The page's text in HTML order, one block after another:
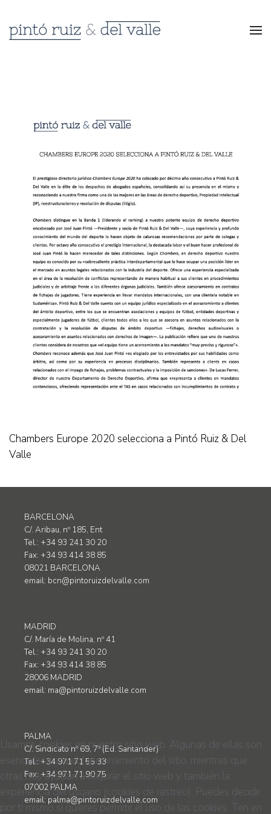
Chambers Europe 2020 selecciona a Pintó Ruiz & Del
Valle
BARCELONA
C/. Aribau, nº 185, Ent
Tel.: +34 93 241 30 20
Fax: +34 93 414 38 85
08021 BARCELONA
email: bcn@pintoruizdelvalle.com
MADRID
C/. María de Molina, nº 41
Tel.: +34 93 241 30 20
Fax: +34 93 414 38 85
28006 MADRID
email: ma@pintoruizdelvalle.com
PALMA
C/. Sindicato nº 69, 7º (Ed. Santander)
Tel.: +34 971 71 55 33
Fax: +34 971 71 90 75
07002 PALMA
email: palma@pintoruizdelvalle.com
Usamos cookies en nuestro sitio web. Algunas de ellas son
esenciales para el funcionamiento del sitio, mientras que
otras nos ayudan a mejorar el sitio web y también la
experiencia del usuario (cookies de rastreo). Puedes decidir
por ti mismo si quieres permitir el uso de las cookies. Ten en